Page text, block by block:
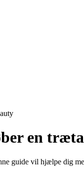
en
guide vil hjælpe dig